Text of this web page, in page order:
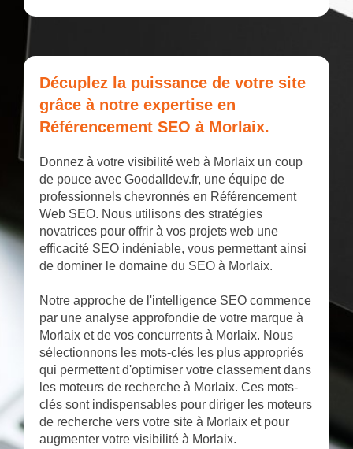
Décuplez la puissance de votre site
grâce à notre expertise en
Référencement SEO à Morlaix.
Donnez à votre visibilité web à Morlaix un coup
de pouce avec Goodalldev.fr, une équipe de
professionnels chevronnés en Référencement
Web SEO. Nous utilisons des stratégies
novatrices pour offrir à vos projets web une
efficacité SEO indéniable, vous permettant ainsi
de dominer le domaine du SEO à Morlaix.
Notre approche de l'intelligence SEO commence
par une analyse approfondie de votre marque à
Morlaix et de vos concurrents à Morlaix. Nous
sélectionnons les mots-clés les plus appropriés
qui permettent d'optimiser votre classement dans
les moteurs de recherche à Morlaix. Ces mots-
clés sont indispensables pour diriger les moteurs
de recherche vers votre site à Morlaix et pour
augmenter votre visibilité à Morlaix.